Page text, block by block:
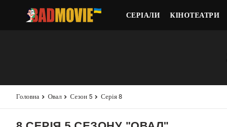
СЕРІАЛИ КІНОТЕАТРИ
Головна Овал Сезон 5 Серія 8